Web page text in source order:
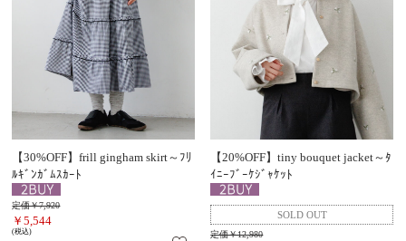
【30%OFF】frill gingham skirt～ﾌﾘ
ﾙｷﾞﾝｶﾞﾑｽｶｰﾄ
定価￥7,920
￥5,544
(税込)
【20%OFF】tiny bouquet jacket～ﾀ
ｲﾆｰﾌﾞｰｹｼﾞｬｹｯﾄ
定価￥12,980